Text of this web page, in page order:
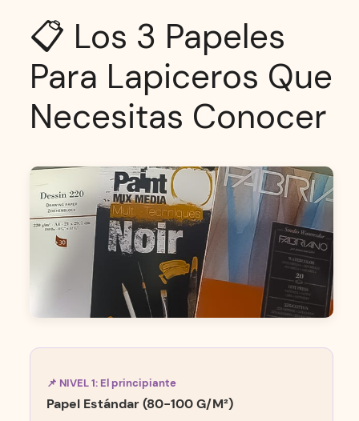
📋 Los 3 Papeles
Para Lapiceros Que
Necesitas Conocer
📌 NIVEL 1: El principiante
Papel Estándar (80-100 G/m²)